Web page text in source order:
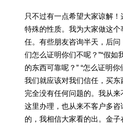
只不过有一点希望大家谅解
特殊的性质。我为大家做这
任。有些朋友咨询半天，后问
们怎么证明你们不呢？”“假如
的东西可靠呢？” “怎么证明
我们就应该对我们信任，买
完全没有任何问题的。我从
这里办理，也从来不客户多
的，我相信大家看的出。金